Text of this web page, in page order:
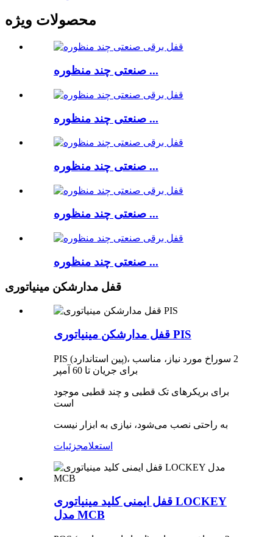
محصولات ویژه
صنعتی چند منظوره ...
صنعتی چند منظوره ...
صنعتی چند منظوره ...
صنعتی چند منظوره ...
صنعتی چند منظوره ...
قفل مدارشکن مینیاتوری
قفل مدارشکن مینیاتوری PIS
PIS (پین استاندارد)، 2 سوراخ مورد نیاز، مناسب
برای جریان تا 60 آمپر
برای بریکرهای تک قطبی و چند قطبی موجود
است
به راحتی نصب می‌شود، نیازی به ابزار نیست
استعلامجزئیات
قفل ایمنی کلید مینیاتوری LOCKEY
مدل MCB